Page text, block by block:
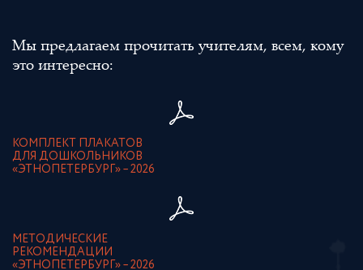
Мы предлагаем прочитать учителям, всем, кому
это интересно:
КОМПЛЕКТ ПЛАКАТОВ
ДЛЯ ДОШКОЛЬНИКОВ
«ЭТНОПЕТЕРБУРГ» – 2026
МЕТОДИЧЕСКИЕ
РЕКОМЕНДАЦИИ
«ЭТНОПЕТЕРБУРГ» – 2026